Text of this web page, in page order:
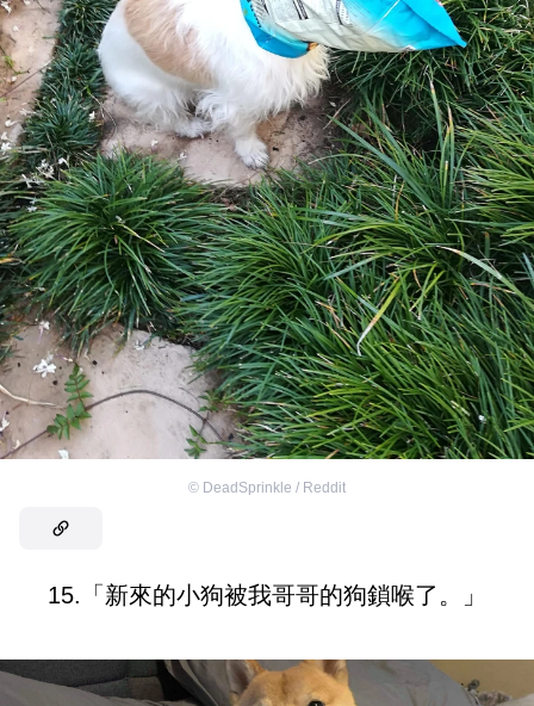
© DeadSprinkle / Reddit
15.「新來的小狗被我哥哥的狗鎖喉了。」